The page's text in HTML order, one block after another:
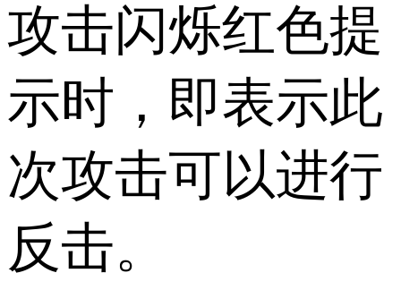
攻击闪烁红色提
示时，即表示此
次攻击可以进行
反击。